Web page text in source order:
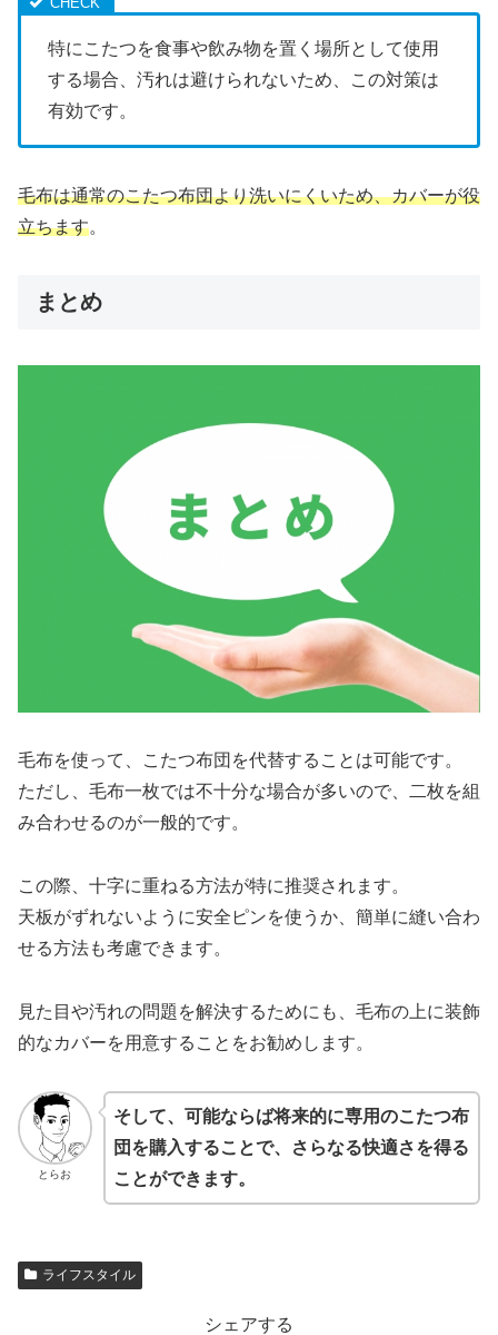
特にこたつを食事や飲み物を置く場所として使用
する場合、汚れは避けられないため、この対策は
有効です。
毛布は通常のこたつ布団より洗いにくいため、カバーが役
立ちます。
まとめ
毛布を使って、こたつ布団を代替することは可能です。
ただし、毛布一枚では不十分な場合が多いので、二枚を組
み合わせるのが一般的です。
この際、十字に重ねる方法が特に推奨されます。
天板がずれないように安全ピンを使うか、簡単に縫い合わ
せる方法も考慮できます。
見た目や汚れの問題を解決するためにも、毛布の上に装飾
的なカバーを用意することをお勧めします。
とらお
そして、可能ならば将来的に専用のこたつ布
団を購入することで、さらなる快適さを得る
ことができます。
ライフスタイル
シェアする